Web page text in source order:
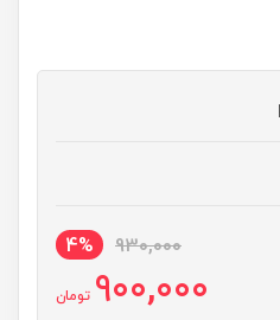
930,000
4%
900,000 تومان